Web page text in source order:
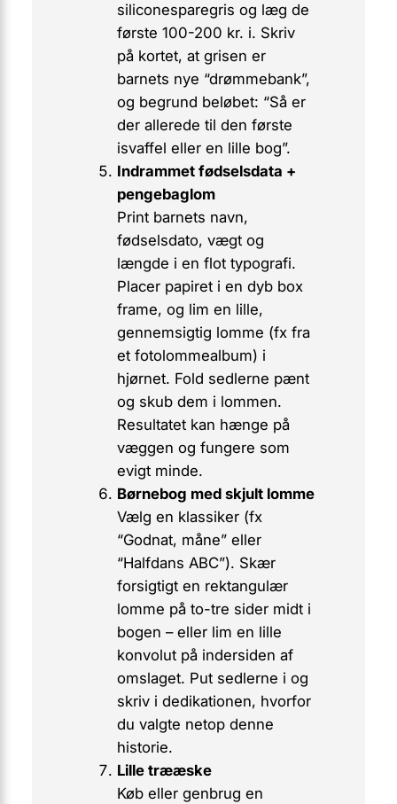
siliconesparegris og læg de
første 100-200 kr. i. Skriv
på kortet, at grisen er
barnets nye “drømmebank”,
og begrund beløbet: “Så er
der allerede til den første
isvaffel eller en lille bog”.
Indrammet fødselsdata +
pengebaglom
Print barnets navn,
fødselsdato, vægt og
længde i en flot typografi.
Placer papiret i en dyb box
frame, og lim en lille,
gennemsigtig lomme (fx fra
et fotolommealbum) i
hjørnet. Fold sedlerne pænt
og skub dem i lommen.
Resultatet kan hænge på
væggen og fungere som
evigt minde.
Børnebog med skjult lomme
Vælg en klassiker (fx
“Godnat, måne” eller
“Halfdans ABC”). Skær
forsigtigt en rektangulær
lomme på to-tre sider midt i
bogen – eller lim en lille
konvolut på indersiden af
omslaget. Put sedlerne i og
skriv i dedikationen, hvorfor
du valgte netop denne
historie.
Lille trææske
Køb eller genbrug en